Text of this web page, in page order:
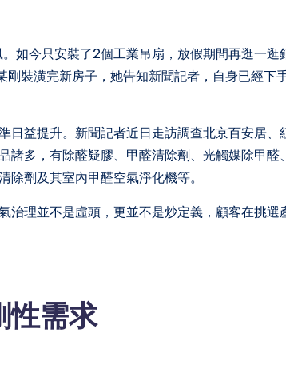
如今只安裝了2個工業吊扇，放假期間再逛一逛
裝潢完新房子，她告知新聞記者，自身已經下
日益提升。新聞記者近日走訪調查北京百安居、
諸多，有除醛疑膠、甲醛清除劑、光觸媒除甲醛
劑及其室內甲醛空氣淨化機等。
治理並不是虛頭，更並不是炒定義，顧客在挑選
性需求